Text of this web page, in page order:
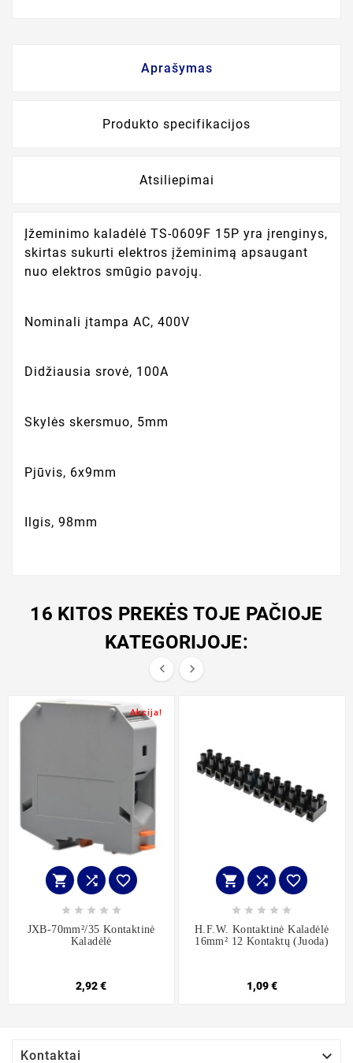
Aprašymas
Produkto specifikacijos
Atsiliepimai
Įžeminimo kaladėlė TS-0609F 15P yra įrenginys,
skirtas sukurti elektros įžeminimą apsaugant
nuo elektros smūgio pavojų.
Nominali įtampa AC, 400V
Didžiausia srovė, 100A
Skylės skersmuo, 5mm
Pjūvis, 6x9mm
Ilgis, 98mm
16 KITOS PREKĖS TOJE PAČIOJE
KATEGORIJOJE:
 
Akcija!
  
    
JXB-70mm²/35 Kontaktinė
Kaladėlė
2,92 €
  
    
H.F.W. Kontaktinė Kaladėlė
16mm² 12 Kontaktų (juoda)
1,09 €
Kontaktai 